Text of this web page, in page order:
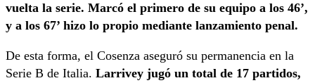
vuelta la serie. Marcó el primero de su equipo a los 46’,
y a los 67’ hizo lo propio mediante lanzamiento penal.
De esta forma, el Cosenza aseguró su permanencia en la
Serie B de Italia. Larrivey jugó un total de 17 partidos,